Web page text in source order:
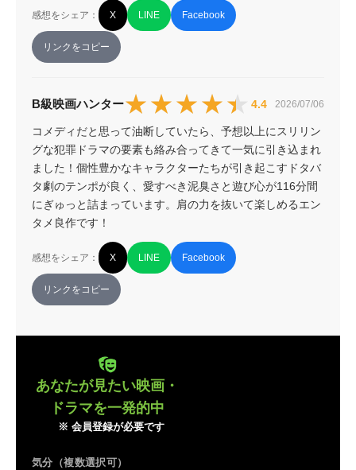
感想をシェア： X LINE Facebook
リンクをコピー
B級映画ハンター★★★★★
★★★★★ 4.4 2026/07/06
コメディだと思って油断していたら、予想以上にスリリン
グな犯罪ドラマの要素も絡み合ってきて一気に引き込まれ
ました！個性豊かなキャラクターたちが引き起こすドタバ
タ劇のテンポが良く、愛すべき泥臭さと遊び心が116分間
にぎゅっと詰まっています。肩の力を抜いて楽しめるエン
タメ良作です！
感想をシェア： X LINE Facebook
リンクをコピー
あなたが見たい映画・
ドラマを一発的中
※ 会員登録が必要です
気分（複数選択可）